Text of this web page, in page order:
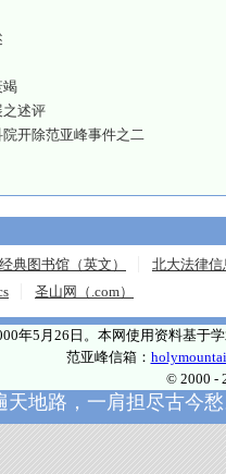
竭
之述评
开除范亚峰事件之二
典图书馆（英文）
北大法律信
圣山网（.com）
年5月26日。本网使用资料基于
范亚峰信箱：
© 2000 -
天地路，一肩担尽古今